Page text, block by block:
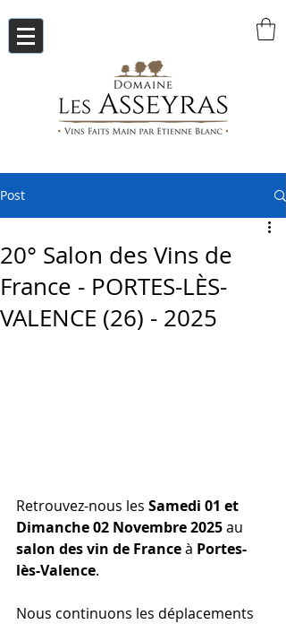
Post
20° Salon des Vins de
France - PORTES-LÈS-
VALENCE (26) - 2025
Retrouvez-nous les Samedi 01 et
Dimanche 02 Novembre 2025 au
salon des vin de France à Portes-
lès-Valence.
Nous continuons les déplacements